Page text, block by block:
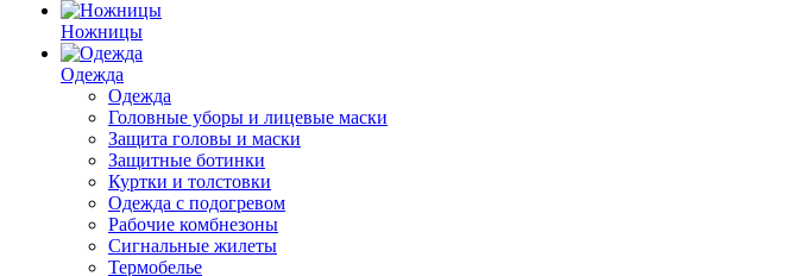
Ножницы
Одежда
Одежда
Головные уборы и лицевые маски
Защита головы и маски
Защитные ботинки
Куртки и толстовки
Одежда с подогревом
Рабочие комбнезоны
Сигнальные жилеты
Термобелье